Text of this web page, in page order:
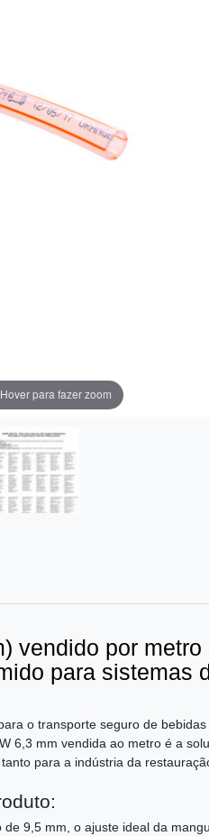
Hover para fazer zoom
vendido por
para sistemas
o transporte seguro de
6,3 mm vendida ao metro é a
para a indústria da
de 9,5 mm, o ajuste ideal da